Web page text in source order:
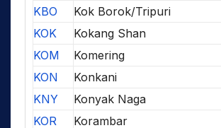
KBO
Kok Borok/Tripuri
KOK
Kokang Shan
KOM
Komering
KON
Konkani
KNY
Konyak Naga
KOR
Korambar